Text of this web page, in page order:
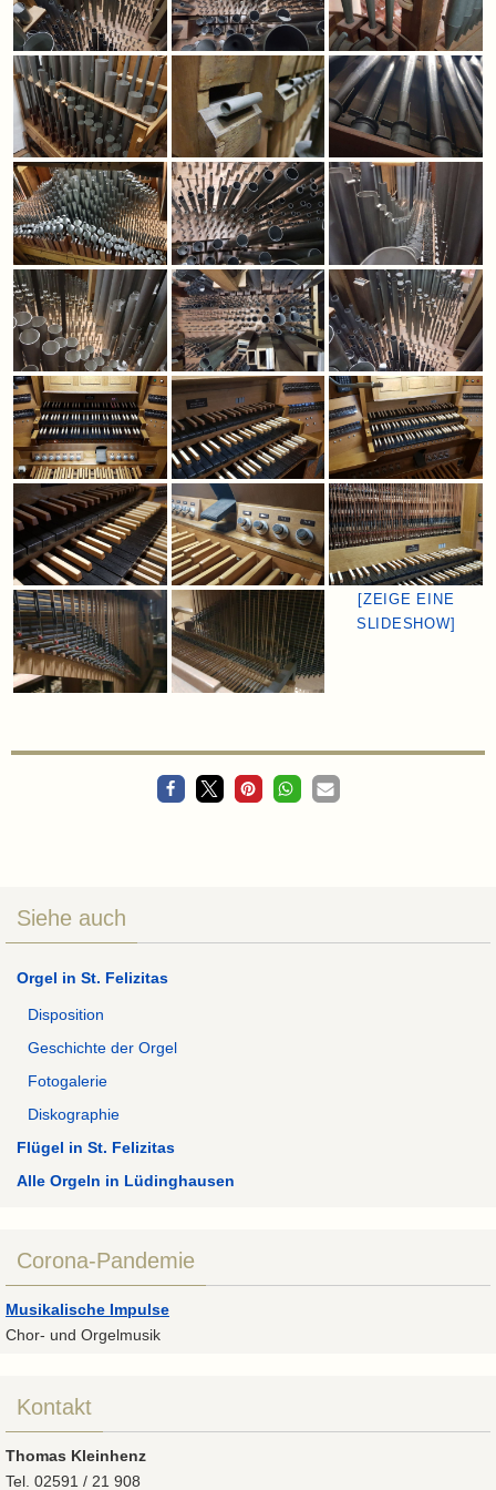
[ZEIGE EINE
SLIDESHOW]
Siehe auch
Orgel in St. Felizitas
Disposition
Geschichte der Orgel
Fotogalerie
Diskographie
Flügel in St. Felizitas
Alle Orgeln in Lüdinghausen
Corona-Pandemie
Musikalische Impulse
Chor- und Orgelmusik
Kontakt
Thomas Kleinhenz
Tel. 02591 / 21 908